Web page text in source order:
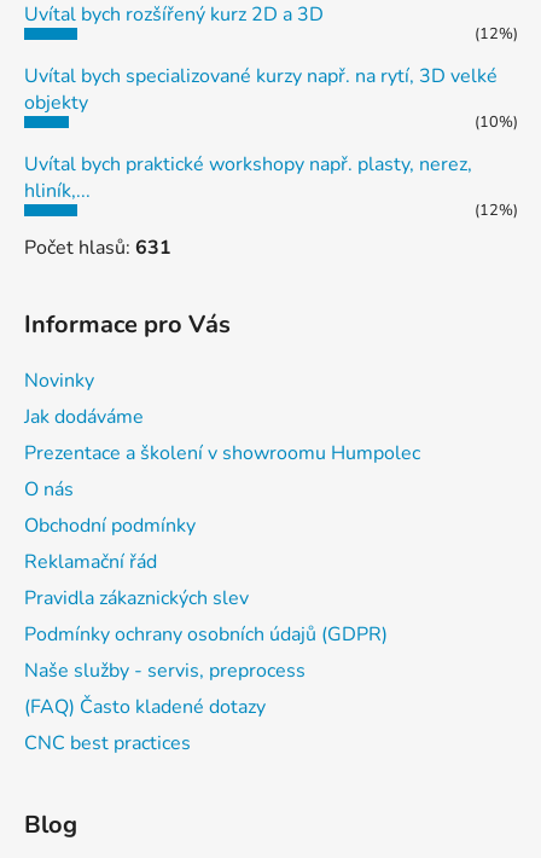
Uvítal bych rozšířený kurz 2D a 3D
(12%)
Uvítal bych specializované kurzy např. na rytí, 3D velké
objekty
(10%)
Uvítal bych praktické workshopy např. plasty, nerez,
hliník,...
(12%)
Počet hlasů: 631
Informace pro Vás
Novinky
Jak dodáváme
Prezentace a školení v showroomu Humpolec
O nás
Obchodní podmínky
Reklamační řád
Pravidla zákaznických slev
Podmínky ochrany osobních údajů (GDPR)
Naše služby - servis, preprocess
(FAQ) Často kladené dotazy
CNC best practices
Blog